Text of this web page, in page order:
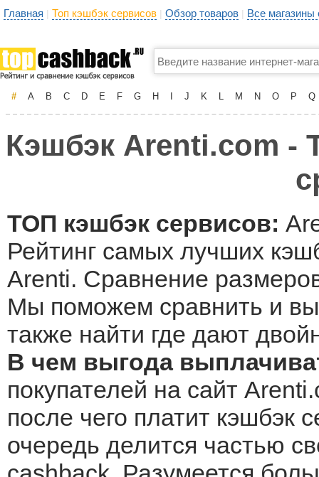
Главная | Топ кэшбэк сервисов | Обзор товаров | Все
# A B C D E F G H J K L M N O P Q
Кэшбэк Arenti.com -
ТОП кэшбэк сервисов:
Рейтинг самых лучших
Arenti. Сравнение
Мы поможем сравнить и
также найти где дают
В чем выгода
покупателей на сайт
после чего платит кэшбэк
очередь делится частью